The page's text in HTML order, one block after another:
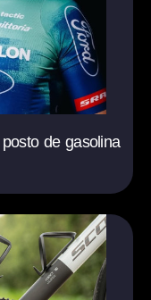
de gasolina